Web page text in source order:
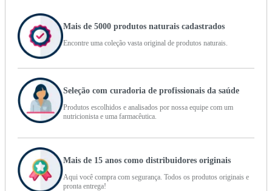
Mais de 5000 produtos naturais cadastrados
Encontre uma coleção vasta original de produtos naturais.
Seleção com curadoria de profissionais da saúde
Produtos escolhidos e analisados por nossa equipe com um
nutricionista e uma farmacêutica.
Mais de 15 anos como distribuidores originais
Aqui você compra com segurança. Todos os produtos originais e
pronta entrega!